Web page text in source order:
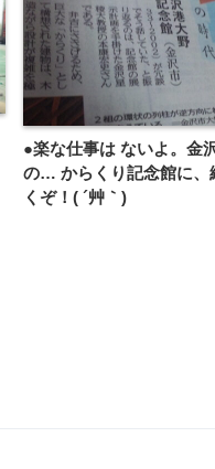
●楽な仕事は ないよ。金
の… からくり記念館に、
くぞ！( ´艸｀)